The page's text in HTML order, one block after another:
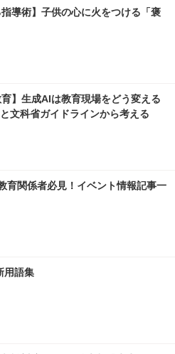
指導術】子供の心に火をつける「褒
育】生成AIは教育現場をどう変える
文科省ガイドラインから考える
育関係者必見！イベント情報記事一
用語集